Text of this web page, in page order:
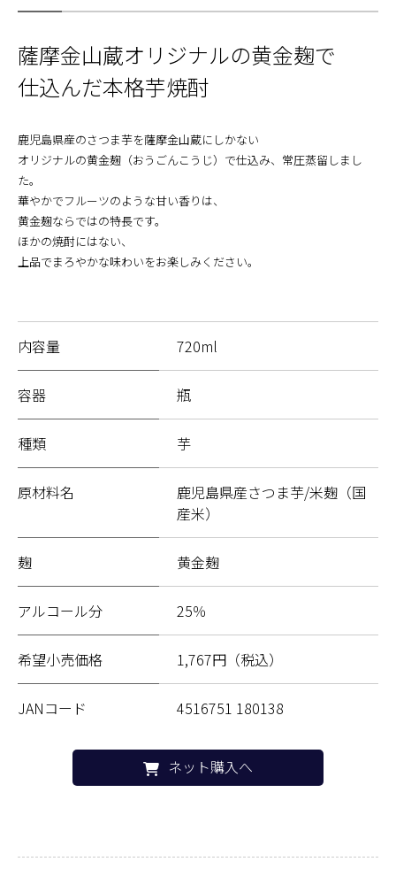
薩摩金山蔵オリジナルの黄金麹で
仕込んだ本格芋焼酎
鹿児島県産のさつま芋を薩摩金山蔵にしかない
オリジナルの黄金麹（おうごんこうじ）で仕込み、常圧蒸留しまし
た。
華やかでフルーツのような甘い香りは、
黄金麹ならではの特長です。
ほかの焼酎にはない、
上品でまろやかな味わいをお楽しみください。
内容量 720ml
容器 瓶
種類 芋
原材料名
鹿児島県産さつま芋/米麹（国
産米）
麹 黄金麹
アルコール分 25％
希望小売価格 1,767円（税込）
JANコード 4516751 180138
ネット購入へ